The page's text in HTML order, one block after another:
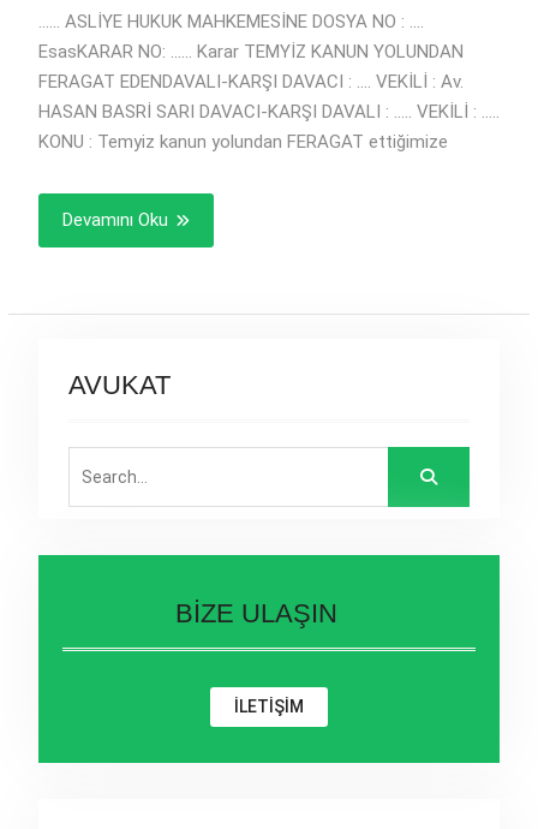
…… ASLİYE HUKUK MAHKEMESİNE DOSYA NO : ….
EsasKARAR NO: …… Karar TEMYİZ KANUN YOLUNDAN
FERAGAT EDENDAVALI-KARŞI DAVACI : …. VEKİLİ : Av.
HASAN BASRİ SARI DAVACI-KARŞI DAVALI : ….. VEKİLİ : …..
KONU : Temyiz kanun yolundan FERAGAT ettiğimize
Devamını Oku
AVUKAT
for:
BİZE ULAŞIN
İLETİŞİM